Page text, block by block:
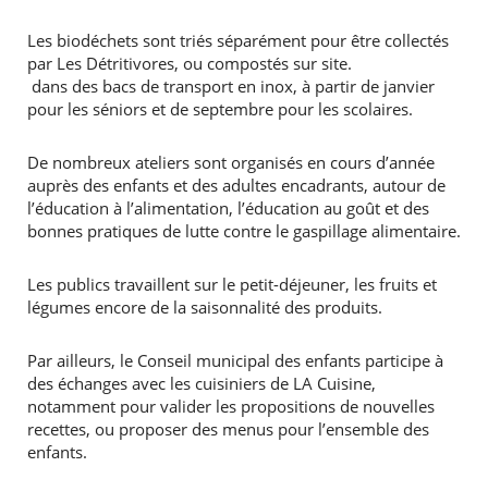
RECHERCHER ...
Les biodéchets sont triés séparément pour être collectés
par Les Détritivores, ou compostés sur site.
dans des bacs de transport en inox, à partir de janvier
pour les séniors et de septembre pour les scolaires.
De nombreux ateliers sont organisés en cours d’année
auprès des enfants et des adultes encadrants, autour de
l’éducation à l’alimentation, l’éducation au goût et des
bonnes pratiques de lutte contre le gaspillage alimentaire.
Les publics travaillent sur le petit-déjeuner, les fruits et
légumes encore de la saisonnalité des produits.
Par ailleurs, le Conseil municipal des enfants participe à
des échanges avec les cuisiniers de LA Cuisine,
notamment pour valider les propositions de nouvelles
recettes, ou proposer des menus pour l’ensemble des
enfants.